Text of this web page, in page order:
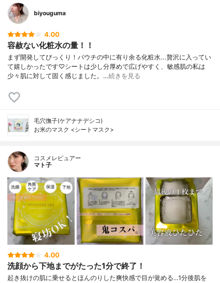
biyouguma
4.00
容赦ない化粧水の量！！
まず開発してびっくり！パウチの中に有り余る化粧水...贅沢に入ってい
て嬉しかったです♡シートは少し分厚めで広げやすく、敏感肌の私は
少々肌に対して固く感じました。…続きを見る
毛穴撫子(ケアナナデシコ)
お米のマスク <シートマスク>
コスメレビュアー
マト子
4.00
洗顔から下地までがたった1分で終了！
起き抜けの肌に乗せるとほんのりした爽快感で目が覚める…1分後肌を